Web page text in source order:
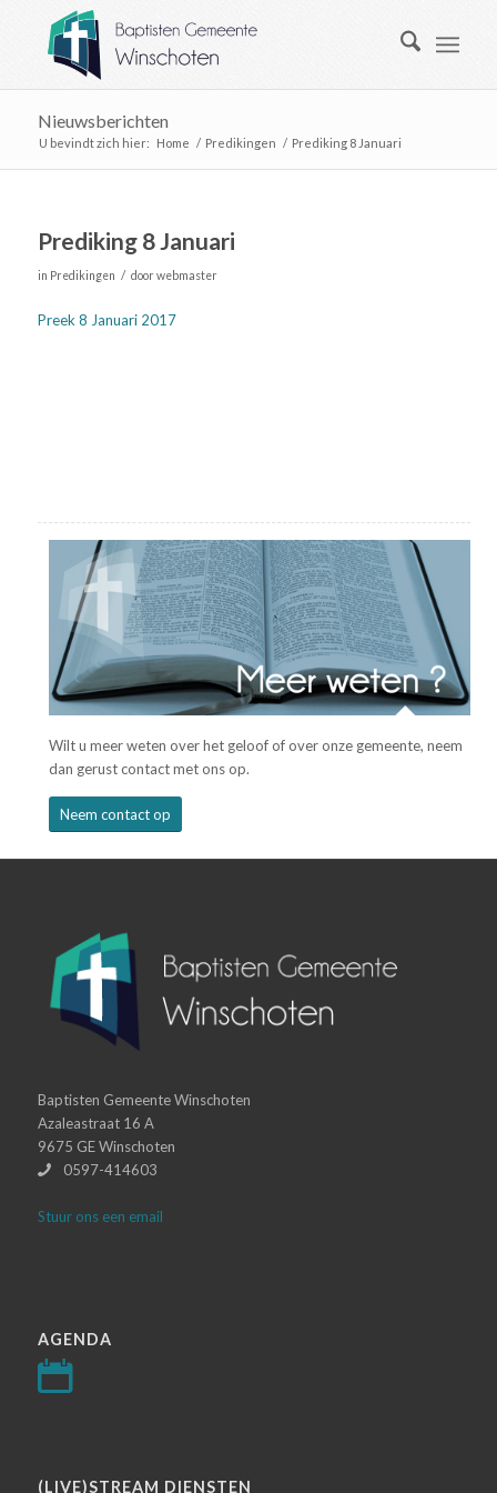
Nieuwsberichten
U bevindt zich hier: Home / Predikingen / Prediking 8 Januari
Prediking 8 Januari
in Predikingen / doorwebmaster
Preek 8 Januari 2017
Wilt u meer weten over het geloof of over onze gemeente, neem
dan gerust contact met ons op.
Neem contact op
Baptisten Gemeente Winschoten
Azaleastraat 16 A
9675 GE Winschoten
0597-414603
Stuur ons een email
AGENDA
(LIVE)STREAM DIENSTEN